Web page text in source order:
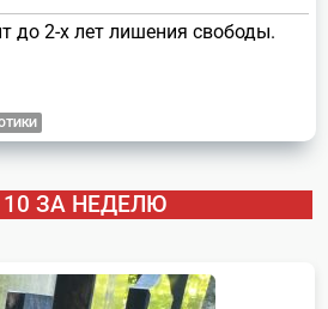
до 2-х лет лишения свободы.
ЗА НЕДЕЛЮ